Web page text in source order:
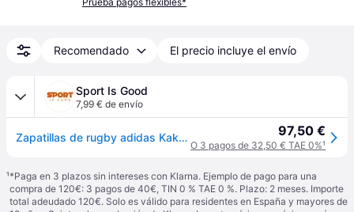
Recomendado El precio incluye el envío
Sport Is Good
7,99 € de envío
Zapatillas de rugby adidas Kakari Elite SG - Jaune 97,50 €
O 3 pagos de 32,50 € TAE 0%¹
¹*Paga en 3 plazos sin intereses con Klarna. Ejemplo de pago para una
compra de 120€: 3 pagos de 40€, TIN 0 % TAE 0 %. Plazo: 2 meses. Importe
total adeudado 120€. Solo es válido para residentes en España y mayores de